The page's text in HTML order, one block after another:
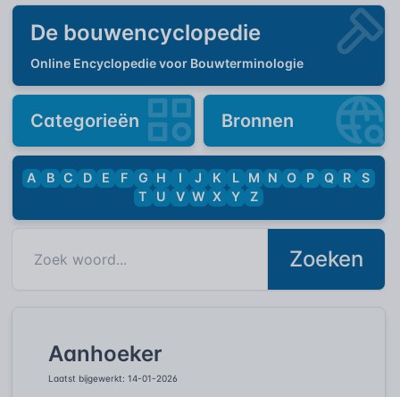
De bouwencyclopedie
Online Encyclopedie voor Bouwterminologie
Categorieën Bronnen
A B C D E F G H I J K L M N O P Q R
S
T
U V W X Y Z
Zoeken
Aanhoeker
Laatst bijgewerkt: 14-01-2026